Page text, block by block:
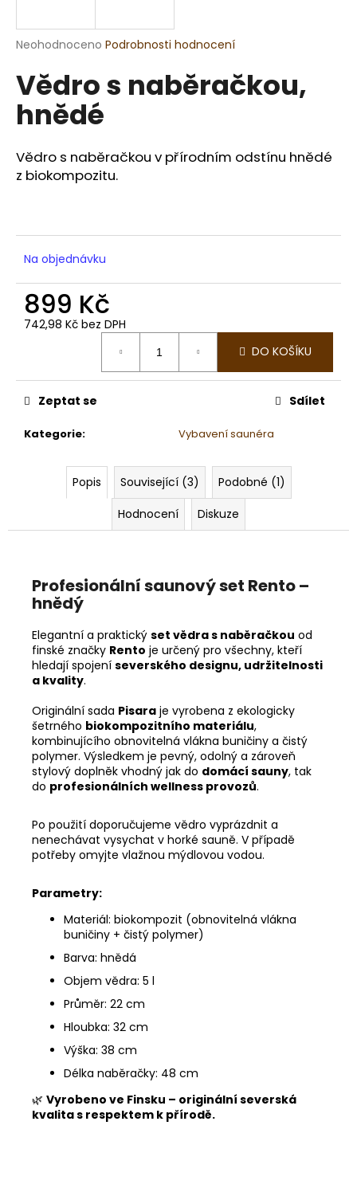
Průměrné
produktu
je
0,0
hvězdiček.
Neohodnoceno Podrobnosti hodnocení
Vědro s naběračkou,
hnědé
Vědro s naběračkou v přírodním odstínu hnědé
z biokompozitu.
Na objednávku
899 Kč
742,98 Kč bez DPH
DO KOŠÍKU
Kategorie: Vybavení saunéra
Zeptat se Sdílet
Popis Související (3)
Podobné (1)
Hodnocení
Diskuze
Profesionální saunový set Rento –
hnědý
Elegantní a praktický set vědra s naběračkou od
finské značky Rento je určený pro všechny, kteří
hledají spojení severského designu, udržitelnosti
a kvality.
Originální sada Pisara je vyrobena z ekologicky
šetrného biokompozitního materiálu,
kombinujícího obnovitelná vlákna buničiny a čistý
polymer. Výsledkem je pevný, odolný a zároveň
stylový doplněk vhodný jak do domácí sauny, tak
do profesionálních wellness provozů.
Po použití doporučujeme vědro vyprázdnit a
nenechávat vysychat v horké sauně. V případě
potřeby omyjte vlažnou mýdlovou vodou.
Parametry:
Materiál: biokompozit (obnovitelná vlákna
buničiny + čistý polymer)
Barva: hnědá
Objem vědra: 5 l
Průměr: 22 cm
Hloubka: 32 cm
Výška: 38 cm
Délka naběračky: 48 cm
🌿 Vyrobeno ve Finsku – originální severská
kvalita s respektem k přírodě.
j
t
?
D
p
o
u
e
m